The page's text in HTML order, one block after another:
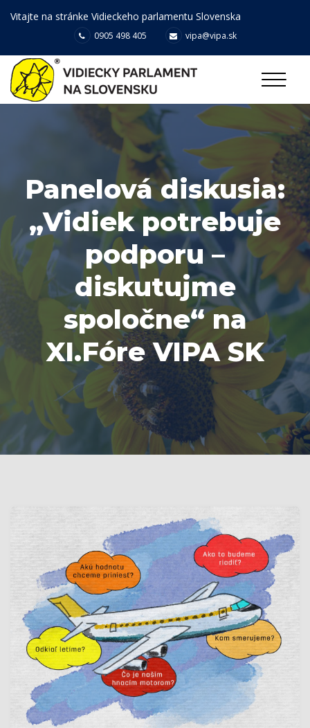
Vitajte na stránke Vidieckeho parlamentu Slovenska
0905 498 405 vipa@vipa.sk
Panelová diskusia:
„Vidiek potrebuje
podporu –
diskutujme
spoločne“ na
XI.Fóre VIPA SK